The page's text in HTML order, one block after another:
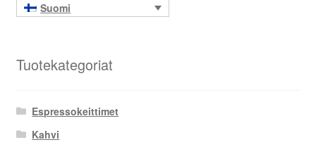
Suomi
Tuotekategoriat
Espressokeittimet
Kahvi